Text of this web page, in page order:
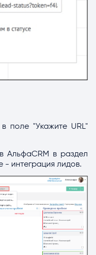
поле "Укажите URL"
АльфаCRM в раздел
- интеграция лидов.